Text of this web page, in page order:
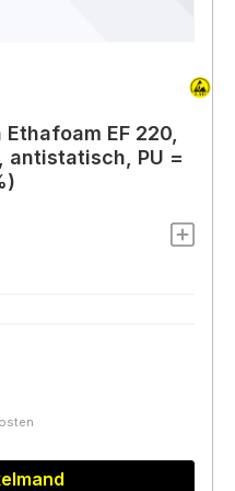
EF 220,
antistatisch, PU =